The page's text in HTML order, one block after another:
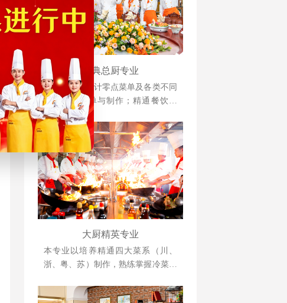
金典总厨专业
培养能胜任设计零点菜单及各类不同
档次宴席菜单与制作；精通餐饮管
理、酒店运营等相关知识并具备独立
创业、创新能力强的综合型人才。
大厨精英专业
本专业以培养精通四大菜系（川、
浙、粤、苏）制作，熟练掌握冷菜、
并具备创业能力的人才为目标。